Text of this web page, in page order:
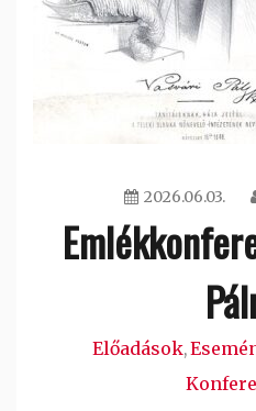
2026.06.03.
Előadások,